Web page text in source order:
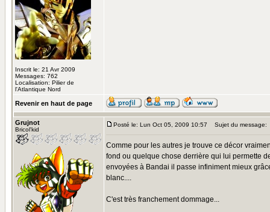
Inscrit le: 21 Avr 2009
Messages: 762
Localisation: Pilier de
l'Atlantique Nord
Revenir en haut de page
Grujnot
Bricol'kid
Posté le: Lun Oct 05, 2009 10:57 Sujet du message:
Comme pour les autres je trouve ce décor
fond ou quelque chose derrière qui lui permette
envoyées à Bandai il passe infiniment mieux
blanc....
C'est très franchement dommage...